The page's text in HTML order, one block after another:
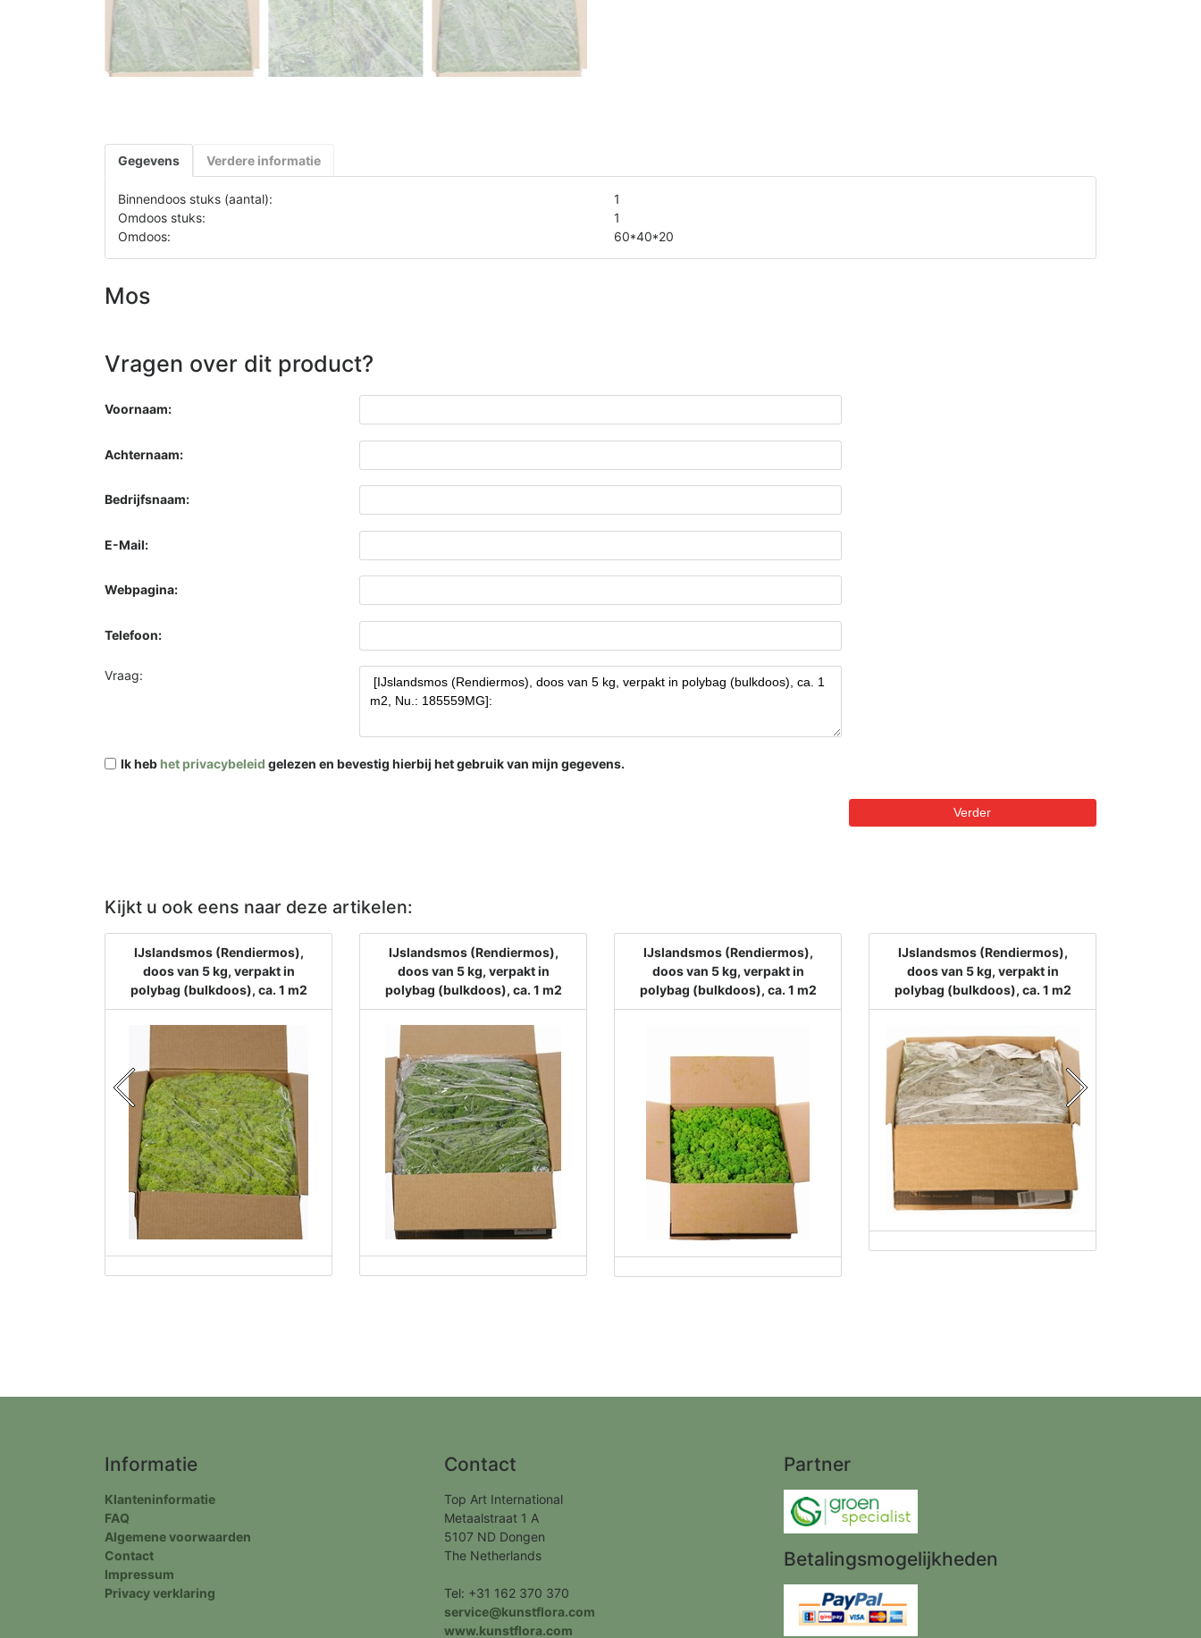
Gegevens Verdere informatie
Binnendoos stuks (aantal):
1
Omdoos stuks:
1
Omdoos:
60*40*20
Mos
Vragen over dit product?
Voornaam:
Achternaam:
Bedrijfsnaam:
E-Mail:
Webpagina:
Telefoon:
Vraag:
Ik heb het privacybeleid gelezen en bevestig hierbij het gebruik van mijn gegevens.
Kijkt u ook eens naar deze artikelen:
IJslandsmos (Rendiermos),
doos van 5 kg, verpakt in
polybag (bulkdoos), ca. 1 m2
IJslandsmos (Rendiermos),
doos van 5 kg, verpakt in
polybag (bulkdoos), ca. 1 m2
IJslandsmos (Rendiermos),
doos van 5 kg, verpakt in
polybag (bulkdoos), ca. 1 m2
IJslandsmos (Rendiermos),
doos van 5 kg, verpakt in
polybag (bulkdoos), ca. 1 m2
Informatie
Klanteninformatie
FAQ
Algemene voorwaarden
Contact
Impressum
Privacy verklaring
Contact
Top Art International
Metaalstraat 1 A
5107 ND Dongen
The Netherlands
Tel: +31 162 370 370
service@kunstflora.com
www.kunstflora.com
Partner
Betalingsmogelijkheden